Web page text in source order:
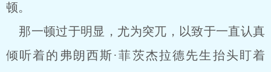
顿。
那一顿过于明显，尤为突兀，以致于一直认真
倾听着的弗朗西斯·菲茨杰拉德先生抬头盯着